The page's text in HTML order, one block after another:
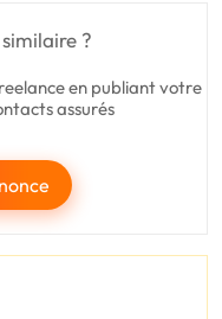
?
en publiant votre
assurés